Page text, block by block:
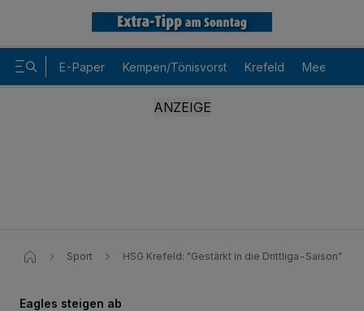
E-Paper Kempen/Tönisvorst Krefeld Meerbusch
Sport HSG Krefeld: "Gestärkt in die Drittliga-Saison"
Eagles steigen ab